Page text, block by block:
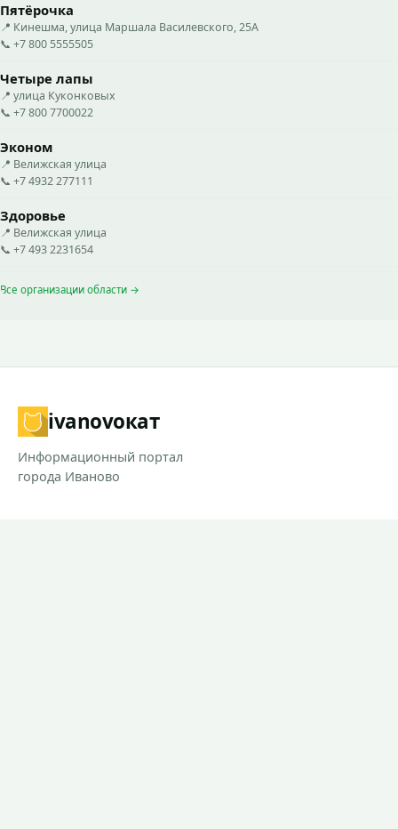
Пятёрочка
📍 Кинешма, улица Маршала Василевского, 25А
📞 +7 800 5555505
Четыре лапы
📍 улица Куконковых
📞 +7 800 7700022
Эконом
📍 Велижская улица
📞 +7 4932 277111
Здоровье
📍 Велижская улица
📞 +7 493 2231654
Все организации области →
ivanovoкат
Информационный портал
города Иваново